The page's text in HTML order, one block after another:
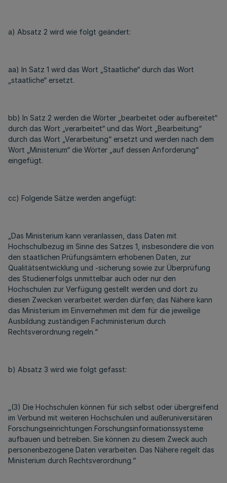
a) Absatz 2 wird wie folgt geändert:
aa) In Satz 1 wird das Wort „Staatliche“ durch das Wort
„staatliche“ ersetzt.
bb) In Satz 2 werden die Wörter „bearbeitet oder aufbereitet“
durch das Wort „verarbeitet“ und das Wort „Bearbeitung“
durch das Wort „Verarbeitung“ ersetzt und werden nach dem
Wort „Ministerium“ die Wörter „auf dessen Anforderung“
eingefügt.
cc) Folgende Sätze werden angefügt:
„Das Ministerium kann veranlassen, dass Daten mit
Hochschulbezug im Sinne des Satzes 1, insbesondere die von
den staatlichen Prüfungsämtern erhobenen Daten, zur
Qualitätsentwicklung und -sicherung sowie zur Überprüfung
des Studienerfolgs unmittelbar auch oder nur den
Hochschulen zur Verfügung gestellt werden und dort zu
diesen Zwecken verarbeitet werden dürfen; das Nähere kann
das Ministerium im Einvernehmen mit dem für die jeweilige
Ausbildung zuständigen Fachministerium durch
Rechtsverordnung regeln.“
b) Absatz 3 wird wie folgt gefasst:
„(3) Die Hochschulen können für sich selbst oder übergreifend
im Verbund mit weiteren Hochschulen und außeruniversitären
Forschungseinrichtungen Forschungsinformationssysteme
aufbauen und betreiben. Sie können zu diesem Zweck auch
personenbezogene Daten verarbeiten. Das Nähere regelt das
Ministerium durch Rechtsverordnung.“